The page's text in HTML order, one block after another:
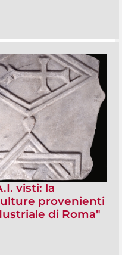
visti: la
provenienti
di Roma"